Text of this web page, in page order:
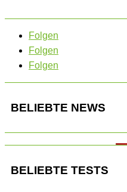
Folgen
Folgen
Folgen
BELIEBTE NEWS
BELIEBTE TESTS